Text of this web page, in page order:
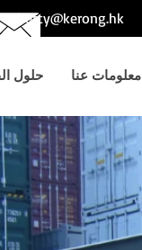
betty@kerong.hk
حلول معلومات عنا